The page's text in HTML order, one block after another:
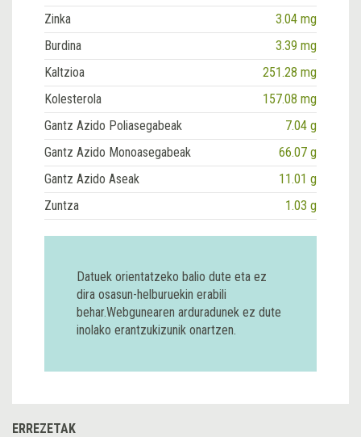
Zinka
3.04 mg
Burdina
3.39 mg
Kaltzioa
251.28 mg
Kolesterola
157.08 mg
Gantz Azido Poliasegabeak
7.04 g
Gantz Azido Monoasegabeak
66.07 g
Gantz Azido Aseak
11.01 g
Zuntza
1.03 g
Datuek orientatzeko balio dute eta ez
dira osasun-helburuekin erabili
behar.Webgunearen arduradunek ez dute
inolako erantzukizunik onartzen.
ERREZETAK